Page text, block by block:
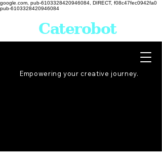
google.com, pub-6103328420946084, DIRECT, f08c47fec0942fa0
pub-6103328420946084
Empowering your creative journey.
Caterobot